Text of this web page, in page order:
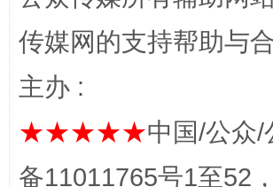
传媒网的支持帮助与
主办 :
★★★★★中国/公众/
备11011765号1至52